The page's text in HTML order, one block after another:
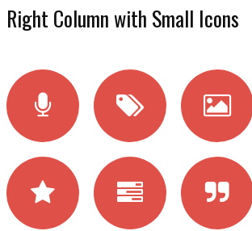
Right Column with Small Icons